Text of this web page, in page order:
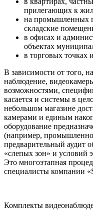
прилегающих к
на промышленных
складские
в офисах и
объектах
в торговых точках
В зависимости от того,
наблюдение,
возможностями,
касается и системы в
небольшом магазине
камерами и единым
оборудование
(например,
предварительный аудит
«слепых зон» и условий
Это многоэтапная
специалисты компании
Комплекты